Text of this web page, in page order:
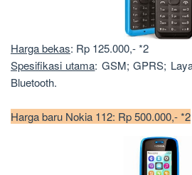
Harga bekas: Rp 125.000,- *2
Spesifikasi utama: GSM; GPRS;
Bluetooth.
Harga baru Nokia 112: Rp 500.000,- *2